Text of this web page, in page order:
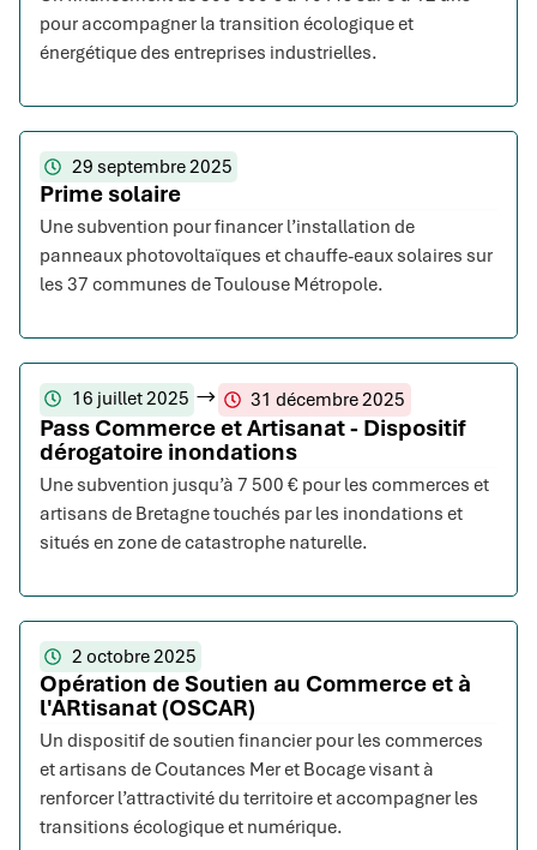
pour accompagner la transition écologique et
énergétique des entreprises industrielles.
29 septembre 2025
Prime solaire
Une subvention pour financer l’installation de
panneaux photovoltaïques et chauffe-eaux solaires sur
les 37 communes de Toulouse Métropole.
16 juillet 2025 31 décembre 2025
Pass Commerce et Artisanat - Dispositif
dérogatoire inondations
Une subvention jusqu’à 7 500 € pour les commerces et
artisans de Bretagne touchés par les inondations et
situés en zone de catastrophe naturelle.
2 octobre 2025
Opération de Soutien au Commerce et à
l'ARtisanat (OSCAR)
Un dispositif de soutien financier pour les commerces
et artisans de Coutances Mer et Bocage visant à
renforcer l’attractivité du territoire et accompagner les
transitions écologique et numérique.